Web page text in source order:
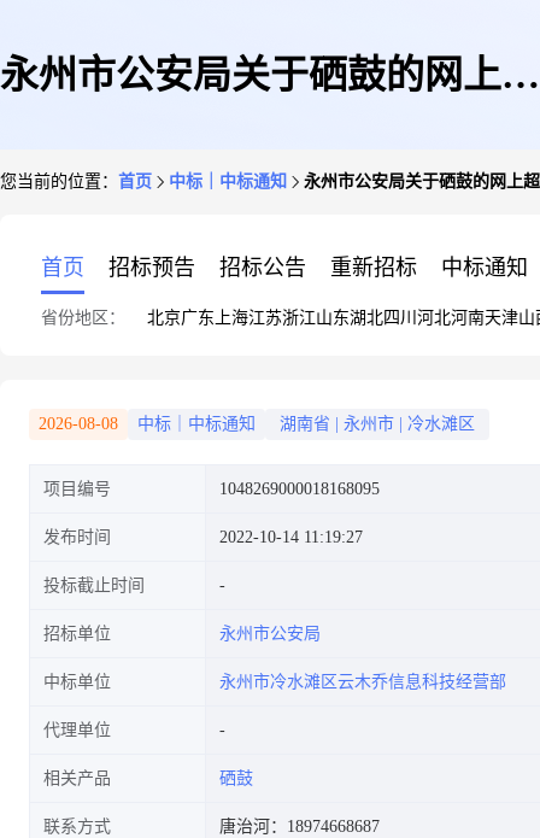
永州市公安局关于硒鼓的网上超
您当前的位置： 首页 中标｜中标通知 永州市公安局关于硒鼓的网上
首页 招标预告 招标公告 重新招标 中标通知
省份地区： 北京广东 上海江苏浙江山东湖北四川 河北河南天津山
2026-08-08 中标｜中标通知 湖南省 永州市 冷水滩区
项目编号 1048269000018168095
发布时间 2022-10-14 11:19:27
投标截止时间
招标单位 永州市公安局
中标单位 永州市冷水滩区云木乔信息科技经营部
代理单位
相关产品 硒鼓
联系方式 唐治河：18974668687